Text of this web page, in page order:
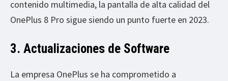
contenido multimedia, la pantalla de alta calidad del
OnePlus 8 Pro sigue siendo un punto fuerte en 2023.
3. Actualizaciones de Software
La empresa OnePlus se ha comprometido a